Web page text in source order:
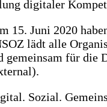
digitaler
15. Juni 2020
lädt alle
gemeinsam für
Sozial.